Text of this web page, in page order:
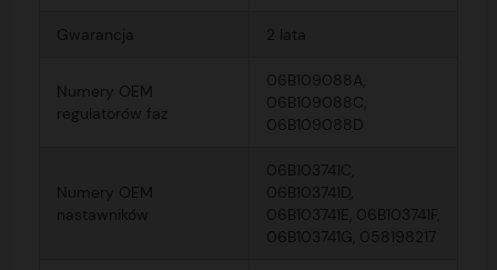
Gwarancja 2 lata
Numery OEM
regulatorów faz
06B109088A,
06B109088C,
06B109088D
Numery OEM
nastawników
06B103741C,
06B103741D,
06B103741E, 06B103741F,
06B103741G, 058198217